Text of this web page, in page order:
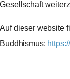
Gesellschaft
Auf dieser website
Buddhismus: